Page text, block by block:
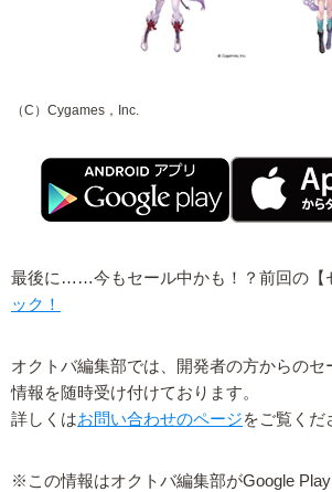
（C）Cygames，Inc.
最後に……今もセール中かも！？前回の【
ック！
オクトバ編集部では、開発者の方からのセ
情報を随時受け付けております。
詳しくはお問い合わせのページをご覧くだ
※この情報はオクトバ編集部がGoogle